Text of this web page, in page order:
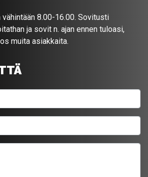
8.00-16.00. Sovitusti
ja sovit n. ajan ennen tuloasi,
muita asiakkaita.